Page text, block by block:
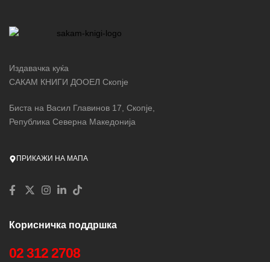
Издавачка куќа
САКАМ КНИГИ ДООЕЛ Скопје
Биста на Васил Главинов 17, Скопје,
Република Северна Македонија
ПРИКАЖИ НА МАПА
Корисничка поддршка
02 312 2708